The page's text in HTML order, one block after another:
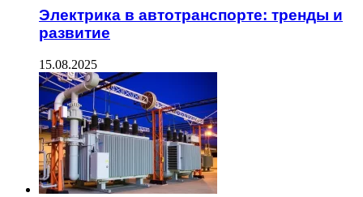
Электрика в автотранспорте: тренды и
развитие
15.08.2025